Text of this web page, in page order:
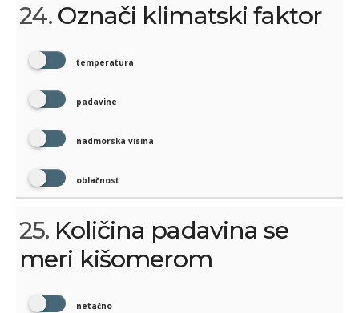
24. Označi klimatski faktor
temperatura
padavine
nadmorska visina
oblačnost
25. Količina padavina se
meri kišomerom
netačno